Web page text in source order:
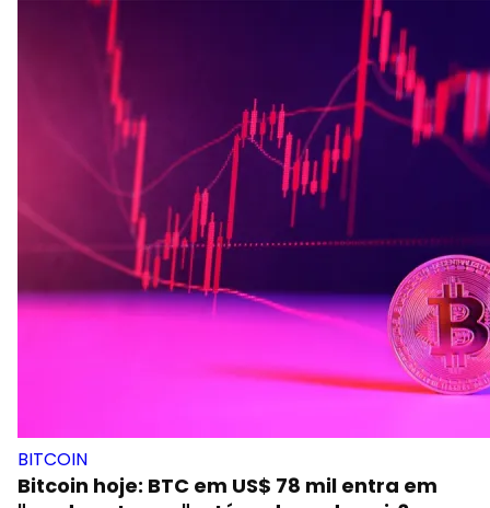
BITCOIN
Bitcoin hoje: BTC em US$ 78 mil entra em